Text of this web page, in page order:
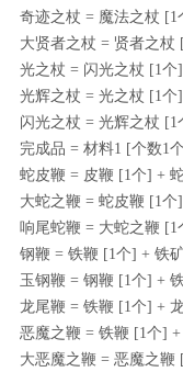
奇迹之杖 = 魔法之杖
大贤者之杖 = 贤者之
光之杖 = 闪光之杖 [1
光辉之杖 = 光之杖 [1
闪光之杖 = 光辉之杖
完成品 = 材料1 [个数1
蛇皮鞭 = 皮鞭 [1个] +
大蛇之鞭 = 蛇皮鞭 [1
响尾蛇鞭 = 大蛇之鞭
钢鞭 = 铁鞭 [1个] + 铁
玉钢鞭 = 钢鞭 [1个] +
龙尾鞭 = 铁鞭 [1个] +
恶魔之鞭 = 铁鞭 [1个]
大恶魔之鞭 = 恶魔之